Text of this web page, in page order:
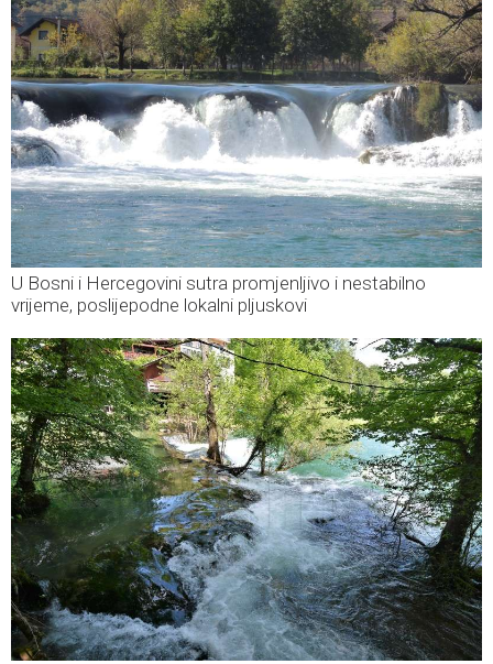
U Bosni i Hercegovini sutra promjenljivo i nestabilno
vrijeme, poslijepodne lokalni pljuskovi